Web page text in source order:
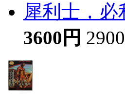
犀利士，
3600円